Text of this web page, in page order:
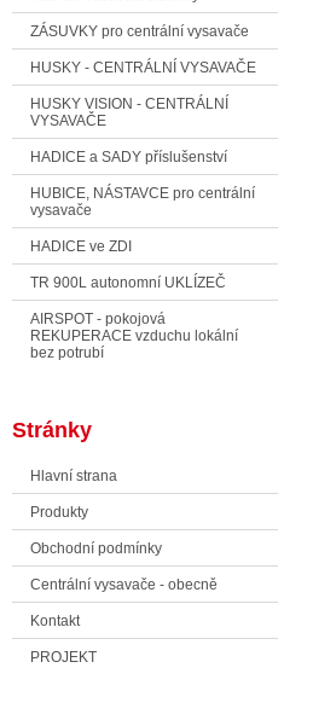
ZÁSUVKY pro centrální vysavače
HUSKY - CENTRÁLNÍ VYSAVAČE
HUSKY VISION - CENTRÁLNÍ
VYSAVAČE
HADICE a SADY příslušenství
HUBICE, NÁSTAVCE pro centrální
vysavače
HADICE ve ZDI
TR 900L autonomní UKLÍZEČ
AIRSPOT - pokojová
REKUPERACE vzduchu lokální
bez potrubí
Stránky
Hlavní strana
Produkty
Obchodní podmínky
Centrální vysavače - obecně
Kontakt
PROJEKT